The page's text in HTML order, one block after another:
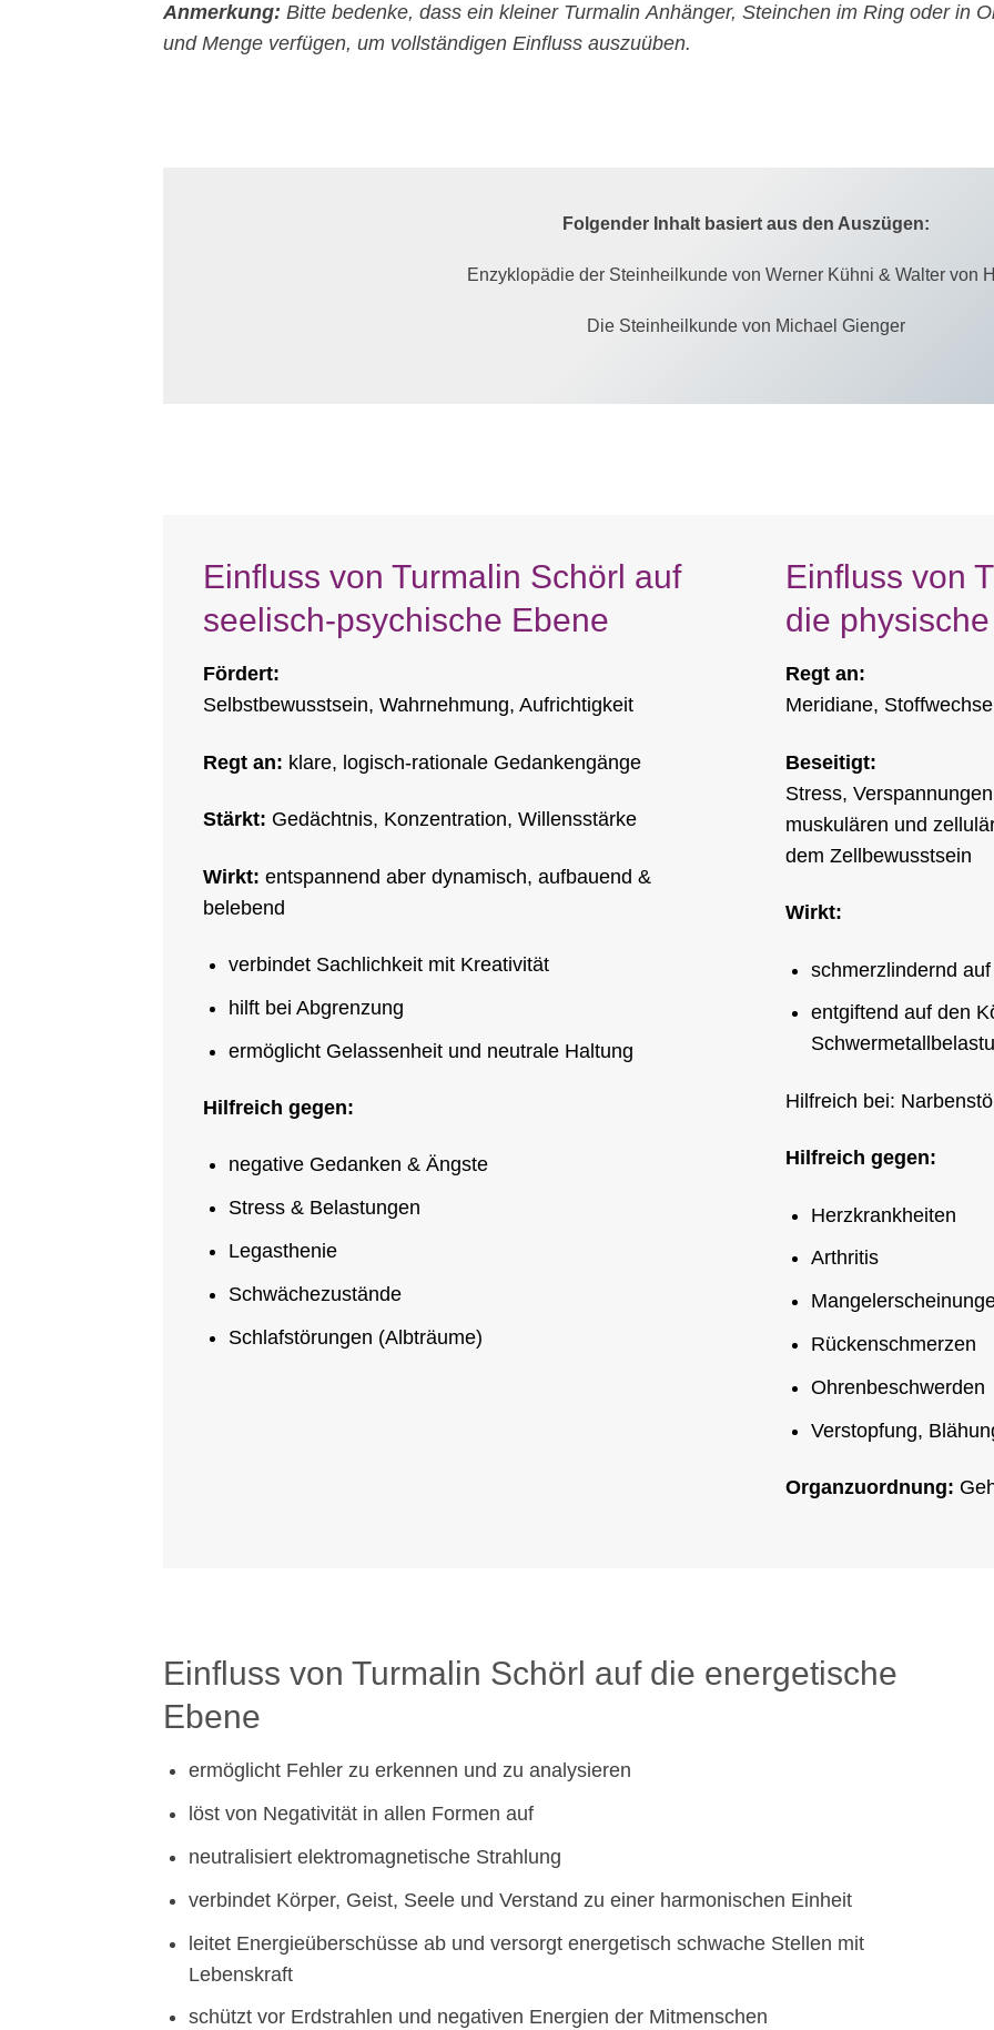
Anmerkung: Bitte bedenke, dass ein kleiner Turmalin Anhänger, Steinchen im Ring oder in
und Menge verfügen, um vollständigen Einfluss auszuüben.
Folgender Inhalt basiert aus den Auszügen:
Enzyklopädie der Steinheilkunde von Werner Kühni & Walter von
Die Steinheilkunde von Michael Gienger
Einfluss von Turmalin Schörl auf
seelisch-psychische Ebene
Fördert:
Selbstbewusstsein, Wahrnehmung, Aufrichtigkeit
Regt an: klare, logisch-rationale Gedankengänge
Stärkt: Gedächtnis, Konzentration, Willensstärke
Wirkt: entspannend aber dynamisch, aufbauend &
belebend
verbindet Sachlichkeit mit Kreativität
hilft bei Abgrenzung
ermöglicht Gelassenheit und neutrale Haltung
Hilfreich gegen:
negative Gedanken & Ängste
Stress & Belastungen
Legasthenie
Schwächezustände
Schlafstörungen (Albträume)
Einfluss von
die
Regt an:
Meridiane,
Beseitigt:
Stress,
muskulären und
dem Zellbewusstsein
Wirkt:
schmerzlindernd
entgiftend auf den
Hilfreich bei:
Hilfreich gegen:
Herzkrankheiten
Arthritis
Rückenschmerzen
Ohrenbeschwerden
Verstopfung,
Organzuordnung:
Einfluss von Turmalin Schörl auf die energetische
Ebene
ermöglicht Fehler zu erkennen und zu analysieren
löst von Negativität in allen Formen auf
neutralisiert elektromagnetische Strahlung
verbindet Körper, Geist, Seele und Verstand zu einer harmonischen Einheit
leitet Energieüberschüsse ab und versorgt energetisch schwache Stellen mit
Lebenskraft
schützt vor Erdstrahlen und negativen Energien der Mitmenschen